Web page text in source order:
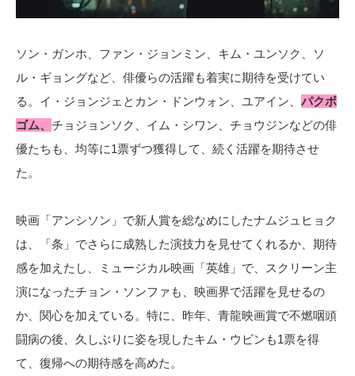
ソン・ガンホ、ファン・ジョンミン、キム・ユンソク、ソ
ル・ギョングなど、俳優らの活躍も着実に期待を受けてい
る。イ・ジョンジェとカン・ドンウォン、ユアイン、 パクボ
ゴム、 チョジョンソク、イム・シワン、チョウジンなどの俳
優たちも、均等に1票ずつ獲得して、続く活躍を期待させ
た。
映画「アンシソン」で新人賞を総なめにしたナムジュヒョク
は、「条」でさらに成熟した演技力を見せてくれるか、期待
感を加えたし、ミュージカル映画「英雄」で、スクリーン主
演になったチョン・ソンファも、映画界で活躍を見せるの
か、関心を加えている。特に、昨年、青龍映画賞で不燃咽頭
闘病の後、久しぶりに姿を現したキム・ウビンも1票を得
て、復帰への期待感を高めた。